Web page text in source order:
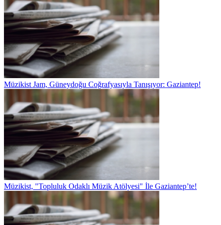
Müzikist Jam, Güneydoğu Coğrafyasıyla Tanışıyor: Gaziantep!
Müzikist, "Topluluk Odaklı Müzik Atölyesi" İle Gaziantep’te!